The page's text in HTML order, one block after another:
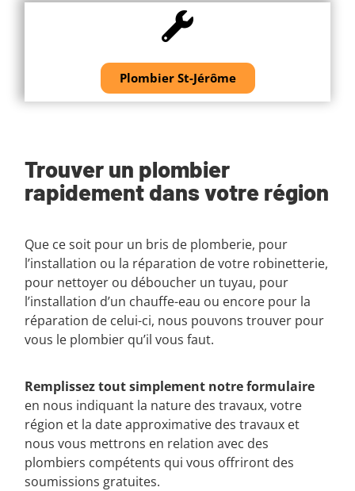
Plombier St-Jérôme
Trouver un plombier
rapidement dans votre région
Que ce soit pour un bris de plomberie, pour
l’installation ou la réparation de votre robinetterie,
pour nettoyer ou déboucher un tuyau, pour
l’installation d’un chauffe-eau ou encore pour la
réparation de celui-ci, nous pouvons trouver pour
vous le plombier qu’il vous faut.
Remplissez tout simplement notre formulaire
en nous indiquant la nature des travaux, votre
région et la date approximative des travaux et
nous vous mettrons en relation avec des
plombiers compétents qui vous offriront des
soumissions gratuites.